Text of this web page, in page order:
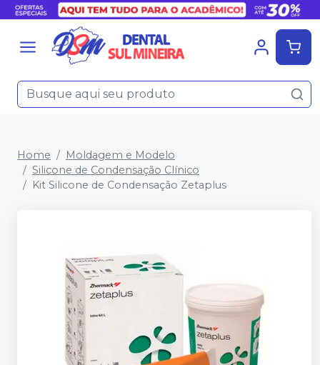
Home
Moldagem e Modelo
Silicone de Condensação Clínico
Kit Silicone de Condensação Zetaplus